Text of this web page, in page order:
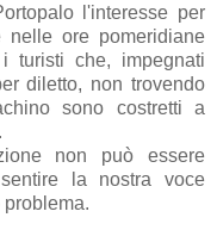
l'interesse per
nelle ore pomeridiane
turisti che, impegnati
diletto, non trovendo
sono costretti a
non può essere
la nostra voce